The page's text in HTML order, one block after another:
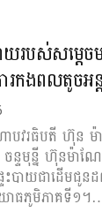
បស់សម្តេច
រកងពលតូច
បវរធិបតី ហ៊ុន ម៉
ទមុន្នី ហ៊ុនម៉ាណែ
ទះបាយជាដើមជូ
ោធភូមិភាគទី១។